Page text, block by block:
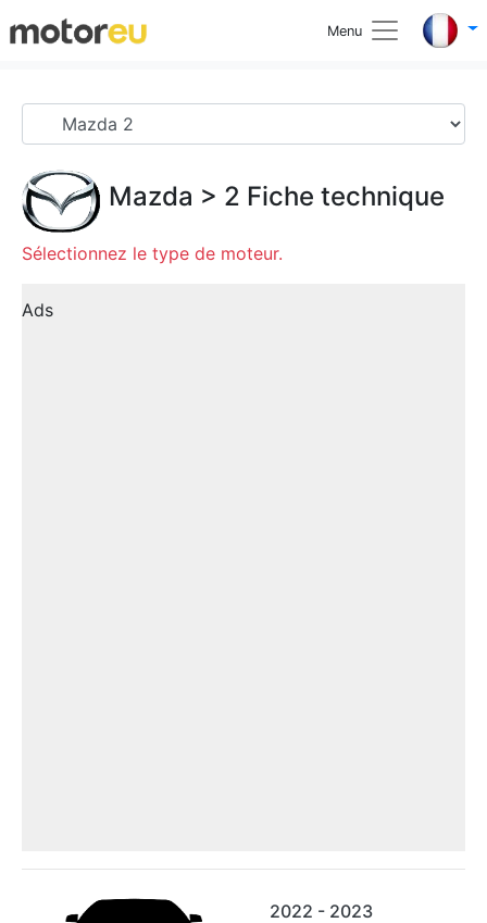
Menu
Mazda > 2 Fiche technique
Sélectionnez le type de moteur.
Ads
2022 - 2023